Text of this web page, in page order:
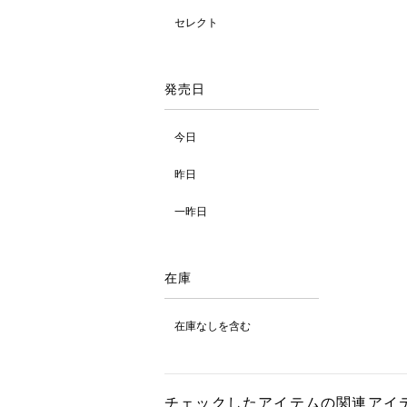
セレクト
発売日
今日
昨日
一昨日
在庫
在庫なしを含む
チェックしたアイテムの関連アイ